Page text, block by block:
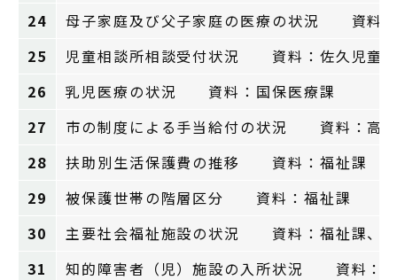
24
母子家庭及び父子家庭の医療の状況 資料
25
児童相談所相談受付状況 資料：佐久児童
26
乳児医療の状況 資料：国保医療課
27
市の制度による手当給付の状況 資料：高
28
扶助別生活保護費の推移 資料：福祉課
29
被保護世帯の階層区分 資料：福祉課
30
主要社会福祉施設の状況 資料：福祉課、
31
知的障害者（児）施設の入所状況 資料：